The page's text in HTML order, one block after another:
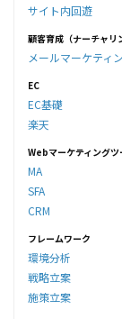
サイト内回遊
顧客育成（ナーチャリ
メールマーケティ
EC
EC基礎
楽天
Webマーケティングツ
MA
SFA
CRM
フレームワーク
環境分析
戦略立案
施策立案